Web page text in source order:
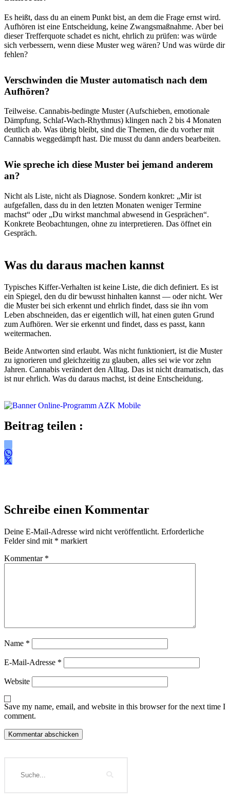
Es heißt, dass du an einem Punkt bist, an dem die Frage ernst wird.
Aufhören ist eine Entscheidung, keine Zwangsmaßnahme. Aber bei
dieser Trefferquote schadet es nicht, ehrlich zu prüfen: was würde
sich verbessern, wenn diese Muster weg wären? Und was würde dir
fehlen?
Verschwinden die Muster automatisch nach dem
Aufhören?
Teilweise. Cannabis-bedingte Muster (Aufschieben, emotionale
Dämpfung, Schlaf-Wach-Rhythmus) klingen nach 2 bis 4 Monaten
deutlich ab. Was übrig bleibt, sind die Themen, die du vorher mit
Cannabis weggedämpft hast. Die musst du dann anders bearbeiten.
Wie spreche ich diese Muster bei jemand anderem
an?
Nicht als Liste, nicht als Diagnose. Sondern konkret: „Mir ist
aufgefallen, dass du in den letzten Monaten weniger Termine
machst“ oder „Du wirkst manchmal abwesend in Gesprächen“.
Konkrete Beobachtungen, ohne zu interpretieren. Das öffnet ein
Gespräch.
Was du daraus machen kannst
Typisches Kiffer-Verhalten ist keine Liste, die dich definiert. Es ist
ein Spiegel, den du dir bewusst hinhalten kannst — oder nicht. Wer
die Muster bei sich erkennt und ehrlich findet, dass sie ihn vom
Leben abschneiden, das er eigentlich will, hat einen guten Grund
zum Aufhören. Wer sie erkennt und findet, dass es passt, kann
weitermachen.
Beide Antworten sind erlaubt. Was nicht funktioniert, ist die Muster
zu ignorieren und gleichzeitig zu glauben, alles sei wie vor zehn
Jahren. Cannabis verändert den Alltag. Das ist nicht dramatisch, das
ist nur ehrlich. Was du daraus machst, ist deine Entscheidung.
Beitrag teilen :
Schreibe einen Kommentar
Deine E-Mail-Adresse wird nicht veröffentlicht. Erforderliche
Felder sind mit * markiert
Kommentar *
Name *
E-Mail-Adresse *
Website
Save my name, email, and website in this browser for the next time I
comment.